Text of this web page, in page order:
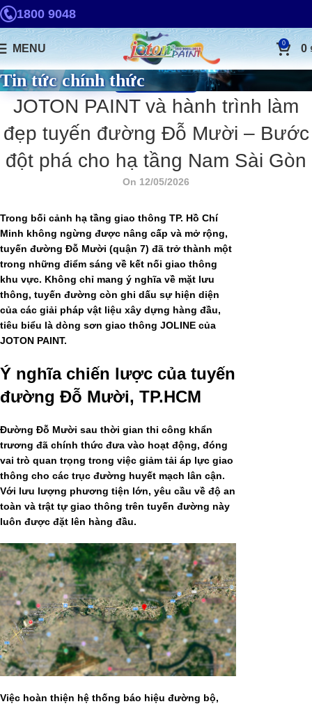
1800 9048
MENU 0 0
Tin tức chính thứcTIN TỨC JOTON PAINT
JOTON PAINT và hành trình làm
đẹp tuyến đường Đỗ Mười – Bước
đột phá cho hạ tầng Nam Sài Gòn
On 12/05/2026
Trong bối cảnh hạ tầng giao thông TP. Hồ Chí
Minh không ngừng được nâng cấp và mở rộng,
tuyến đường Đỗ Mười (quận 7) đã trở thành một
trong những điểm sáng về kết nối giao thông
khu vực. Không chỉ mang ý nghĩa về mặt lưu
thông, tuyến đường còn ghi dấu sự hiện diện
của các giải pháp vật liệu xây dựng hàng đầu,
tiêu biểu là dòng sơn giao thông JOLINE của
JOTON PAINT.
Ý nghĩa chiến lược của tuyến
đường Đỗ Mười, TP.HCM
Đường Đỗ Mười sau thời gian thi công khẩn
trương đã chính thức đưa vào hoạt động, đóng
vai trò quan trọng trong việc giảm tải áp lực giao
thông cho các trục đường huyết mạch lân cận.
Với lưu lượng phương tiện lớn, yêu cầu về độ an
toàn và trật tự giao thông trên tuyến đường này
luôn được đặt lên hàng đầu.
Việc hoàn thiện hệ thống báo hiệu đường bộ,